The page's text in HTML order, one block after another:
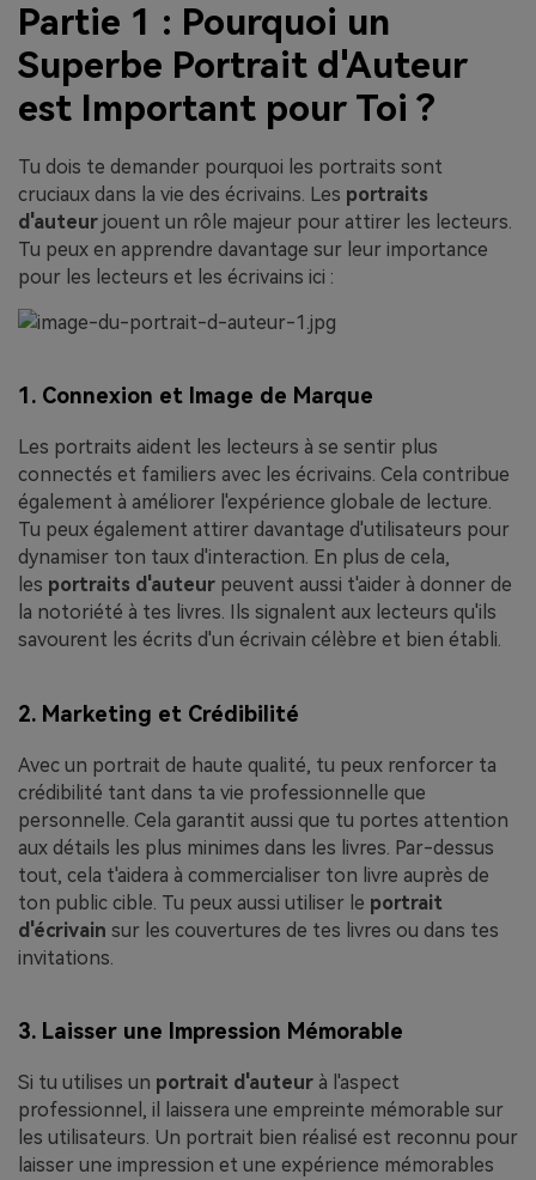
Partie 1 : Pourquoi un
Superbe Portrait d'Auteur
est Important pour Toi ?
Tu dois te demander pourquoi les portraits sont
cruciaux dans la vie des écrivains. Les portraits
d'auteur jouent un rôle majeur pour attirer les lecteurs.
Tu peux en apprendre davantage sur leur importance
pour les lecteurs et les écrivains ici :
1. Connexion et Image de Marque
Les portraits aident les lecteurs à se sentir plus
connectés et familiers avec les écrivains. Cela contribue
également à améliorer l'expérience globale de lecture.
Tu peux également attirer davantage d'utilisateurs pour
dynamiser ton taux d'interaction. En plus de cela,
les portraits d'auteur peuvent aussi t'aider à donner de
la notoriété à tes livres. Ils signalent aux lecteurs qu'ils
savourent les écrits d'un écrivain célèbre et bien établi.
2. Marketing et Crédibilité
Avec un portrait de haute qualité, tu peux renforcer ta
crédibilité tant dans ta vie professionnelle que
personnelle. Cela garantit aussi que tu portes attention
aux détails les plus minimes dans les livres. Par-dessus
tout, cela t'aidera à commercialiser ton livre auprès de
ton public cible. Tu peux aussi utiliser le portrait
d'écrivain sur les couvertures de tes livres ou dans tes
invitations.
3. Laisser une Impression Mémorable
Si tu utilises un portrait d'auteur à l'aspect
professionnel, il laissera une empreinte mémorable sur
les utilisateurs. Un portrait bien réalisé est reconnu pour
laisser une impression et une expérience mémorables